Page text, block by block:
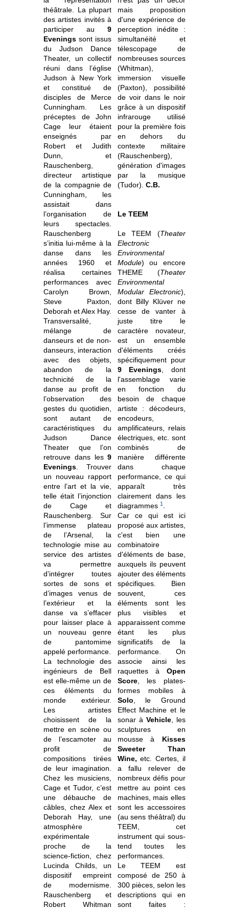
théâtrale. La plupart
des artistes invités à
participer au9
Evenings sont issus
du Judson Dance
Theater, un collectif
réuni dans l’église
Judson à New York
et constitué de
disciples de Merce
Cunningham. Les
préceptes de John
Cage leur étaient
enseignés par
Robert et Judith
Dunn, et
Rauschenberg,
directeur artistique
de la compagnie de
Cunningham, les
assistait dans
l’organisation de
leurs spectacles.
Rauschenberg
s’initia lui-même à la
danse dans les
années 1960 et
réalisa certaines
performances avec
Carolyn Brown,
Steve Paxton,
Deborah et Alex Hay.
Transversalité,
mélange de
danseurs et de non-
danseurs, interaction
avec des objets,
abandon de la
technicité de la
danse au profit de
l’observation des
gestes du quotidien,
sont autant de
caractéristiques du
Judson Dance
Theater que l’on
retrouve dans les9
Evenings . Trouver
un nouveau rapport
entre l’art et la vie,
telle était l’injonction
de Cage et
Rauschenberg. Sur
l’immense plateau
de l’Arsenal, la
technologie mise au
service des artistes
va permettre
d’intégrer toutes
sortes de sons et
d’images venus de
l’extérieur et la
danse va s’effacer
pour laisser place à
un nouveau genre
de pantomime
appelé performance.
La technologie des
ingénieurs de Bell
est elle-même un de
ces éléments du
monde extérieur.
Les artistes
choisissent de la
mettre en scène ou
de l’escamoter au
profit de
compositions tirées
de leur imagination.
Chez les musiciens,
Cage et Tudor, c’est
une débauche de
câbles, chez Alex et
Deborah Hay, une
atmosphère
expérimentale
proche de la
science-fiction, chez
Lucinda Childs, un
dispositif empreint
de modernisme.
Rauschenberg et
Robert Whitman
mais proposition
d'une expérience de
perception inédite :
simultanéité et
télescopage de
nombreuses sources
(Whitman),
immersion visuelle
(Paxton), possibilité
de voir dans le noir
grâce à un dispositif
infrarouge utilisé
pour la première fois
en dehors du
contexte militaire
(Rauschenberg),
génération d'images
par la musique
(Tudor). C.B.
Le TEEM
Le TEEM (Theater
Electronic
Environmental
Module) ou encore
THEME (Theater
Environmental
Modular Electronic),
dont Billy Klüver ne
cesse de vanter à
juste titre le
caractère novateur,
est un ensemble
d'éléments créés
spécifiquement pour
9 Evenings , dont
l'assemblage varie
en fonction du
besoin de chaque
artiste : décodeurs,
encodeurs,
amplificateurs, relais
électriques, etc. sont
combinés de
manière différente
dans chaque
performance, ce qui
apparaît très
clairement dans les
diagrammes 1.
Car ce qui est ici
proposé aux artistes,
c'est bien une
combinatoire
d'éléments de base,
auxquels ils peuvent
ajouter des éléments
spécifiques. Bien
souvent, ces
éléments sont les
plus visibles et
apparaissent comme
étant les plus
significatifs de la
performance. On
associe ainsi les
raquettes à Open
Score, les plates-
formes mobiles à
Solo , le Ground
Effect Machine et le
sonar à Vehicle, les
sculptures en
mousse à Kisses
Sweeter Than
Wine,etc. Certes, il
a fallu relever de
nombreux défis pour
mettre au point ces
machines, mais elles
sont les accessoires
(au sens théâtral) du
TEEM, cet
instrument qui sous-
tend toutes les
performances.
Le TEEM est
composé de 250 à
300 pièces, selon les
descriptions qui en
sont faites :